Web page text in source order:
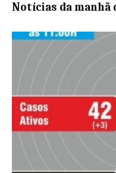
Notícias da manhã